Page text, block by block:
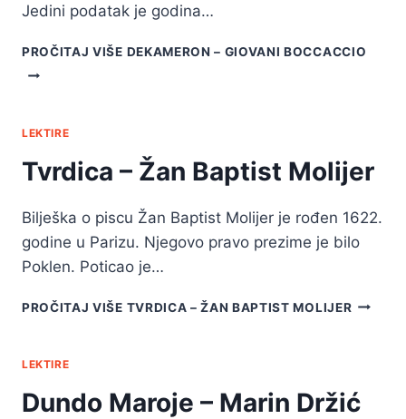
Jedini podatak je godina…
PROČITAJ VIŠE DEKAMERON – GIOVANI BOCCACCIO
LEKTIRE
Tvrdica – Žan Baptist Molijer
Bilješka o piscu Žan Baptist Molijer je rođen 1622.
godine u Parizu. Njegovo pravo prezime je bilo
Poklen. Poticao je…
PROČITAJ VIŠE TVRDICA – ŽAN BAPTIST MOLIJER
LEKTIRE
Dundo Maroje – Marin Držić